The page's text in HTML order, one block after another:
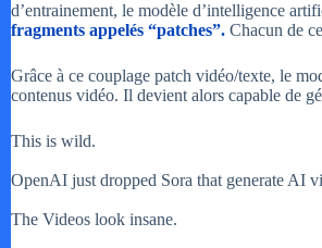
d’entrainement, le modèle d’intelligence
fragments appelés “patches”. Chacun de
Grâce à ce couplage patch vidéo/texte, le
contenus vidéo. Il devient alors capable de
This is wild.
OpenAI just dropped Sora that generate AI
The Videos look insane.